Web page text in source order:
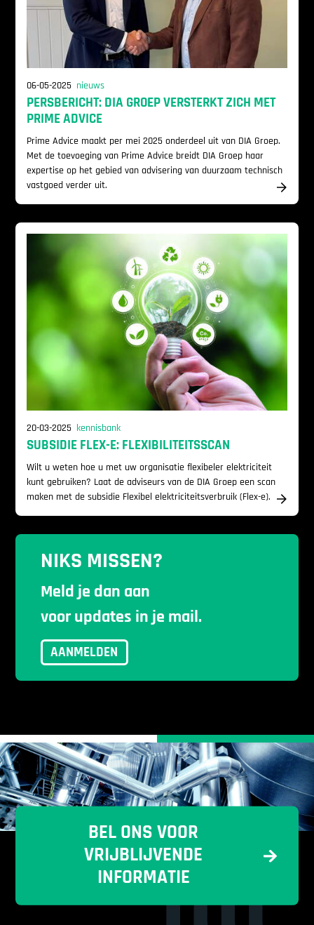
06-05-2025 nieuws
PERSBERICHT: DIA GROEP VERSTERKT ZICH MET
PRIME ADVICE
Prime Advice maakt per mei 2025 onderdeel uit van DIA Groep.
Met de toevoeging van Prime Advice breidt DIA Groep haar
expertise op het gebied van advisering van duurzaam technisch
vastgoed verder uit.
20-03-2025 kennisbank
SUBSIDIE FLEX-E: FLEXIBILITEITSSCAN
Wilt u weten hoe u met uw organisatie flexibeler elektriciteit
kunt gebruiken? Laat de adviseurs van de DIA Groep een scan
maken met de subsidie Flexibel elektriciteitsverbruik (Flex-e).
NIKS MISSEN?
Meld je dan aan
voor updates in je mail.
AANMELDEN
BEL ONS VOOR
VRIJBLIJVENDE
INFORMATIE